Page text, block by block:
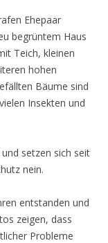
Ehepaar
begrüntem Haus
Teich, kleinen
hohen
Bäume sind
Insekten und
setzen sich seit
nein.
entstanden und
zeigen, dass
Probleme